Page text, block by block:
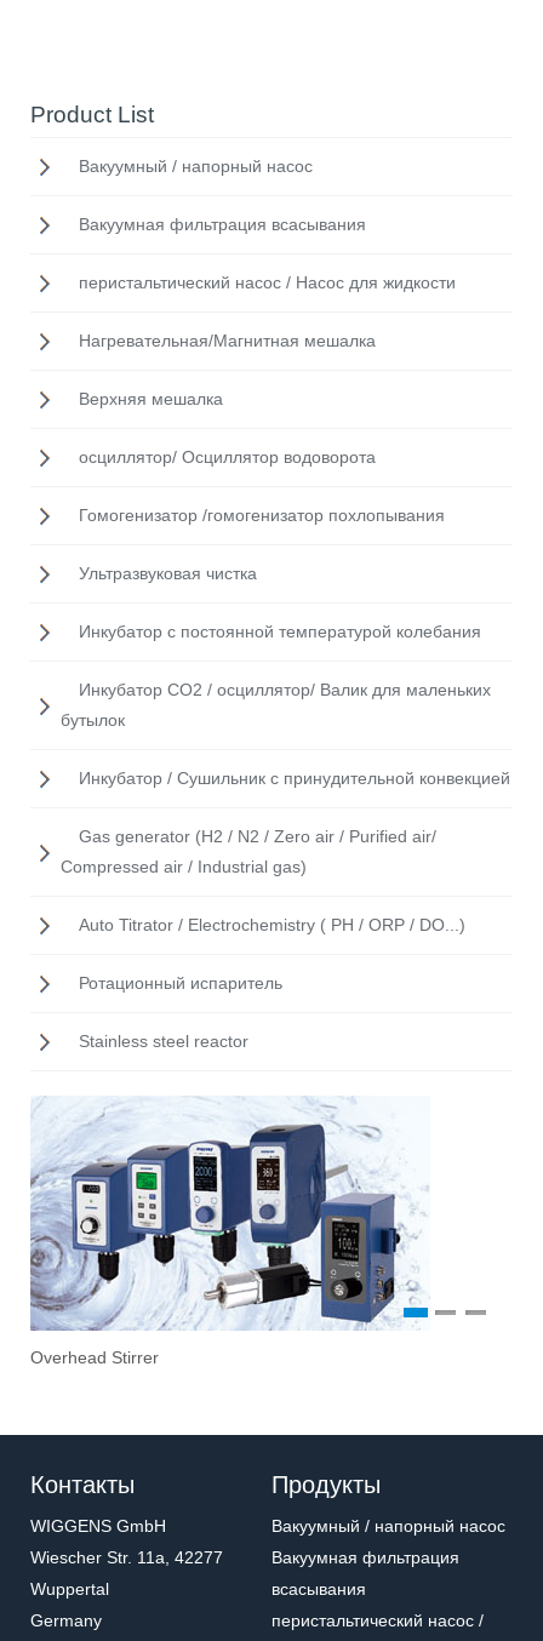
Product List
Вакуумный / напорный насос
Вакуумная фильтрация всасывания
перистальтический насос / Насос для жидкости
Нагревательная/Mагнитная мешалка
Верхняя мешалка
осциллятор/ Осциллятор водоворота
Гомогенизатор /гомогенизатор похлопывания
Ультразвуковая чистка
Инкубатор с постоянной температурой колебания
Инкубатор CO2 / осциллятор/ Валик для маленьких
бутылок
Инкубатор / Cушильник с принудительной конвекцией
Gas generator (H2 / N2 / Zero air / Purified air/
Compressed air / Industrial gas)
Auto Titrator / Electrochemistry ( PH / ORP / DO...)
Ротационный испаритель
Stainless steel reactor
Overhead Stirrer
1 2
Контакты
WIGGENS GmbH
Wiescher Str. 11a, 42277
Wuppertal
Germany
Продукты
Вакуумный / напорный насос
Вакуумная фильтрация
всасывания
перистальтический насос /